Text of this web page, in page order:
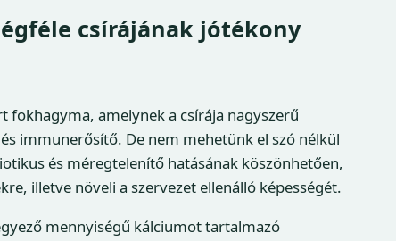
csírájának jótékony
fokhagyma, amelynek a csírája nagyszerű
immunerősítő. De nem mehetünk el szó nélkül
és méregtelenítő hatásának köszönhetően,
illetve növeli a szervezet ellenálló képességét.
mennyiségű kálciumot tartalmazó